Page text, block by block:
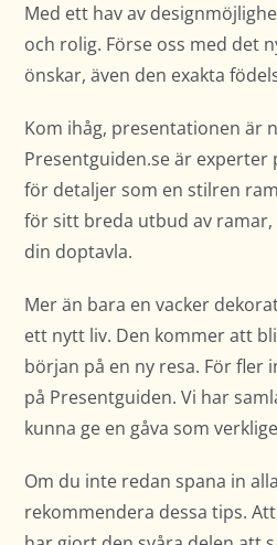
Med ett hav av
och rolig. Förse oss med det
önskar, även den exakta
Kom ihåg, presentationen är
Presentguiden.se är
för detaljer som en stilren
för sitt breda utbud av
din doptavla.
Mer än bara en vacker
ett nytt liv. Den kommer att
början på en ny resa. För
på Presentguiden. Vi har
kunna ge en gåva som
Om du inte redan spana in
rekommendera dessa tips.